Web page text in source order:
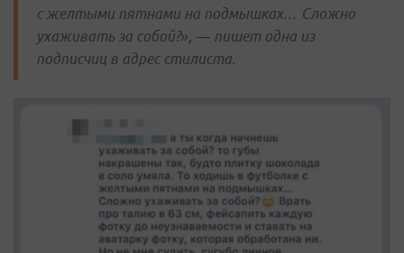
с желтыми пятнами на подмышках… Сложно
ухаживать за собой?», — пишет одна из
подписчиц в адрес стилиста.